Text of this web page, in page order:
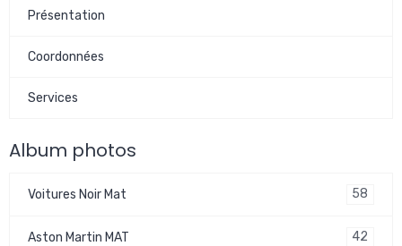
Présentation
Coordonnées
Services
Album photos
Voitures Noir Mat 58
Aston Martin MAT 42